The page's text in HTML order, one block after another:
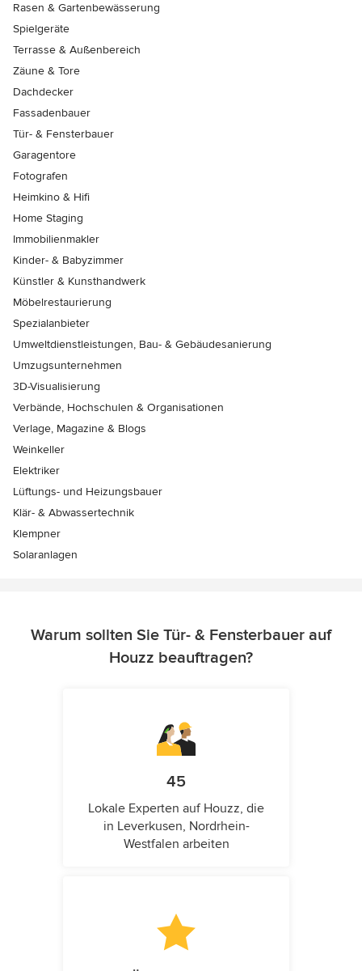
Rasen & Gartenbewässerung
Spielgeräte
Terrasse & Außenbereich
Zäune & Tore
Dachdecker
Fassadenbauer
Tür- & Fensterbauer
Garagentore
Fotografen
Heimkino & Hifi
Home Staging
Immobilienmakler
Kinder- & Babyzimmer
Künstler & Kunsthandwerk
Möbelrestaurierung
Spezialanbieter
Umweltdienstleistungen, Bau- & Gebäudesanierung
Umzugsunternehmen
3D-Visualisierung
Verbände, Hochschulen & Organisationen
Verlage, Magazine & Blogs
Weinkeller
Elektriker
Lüftungs- und Heizungsbauer
Klär- & Abwassertechnik
Klempner
Solaranlagen
Warum sollten Sie Tür- & Fensterbauer auf
Houzz beauftragen?
45
Lokale Experten auf Houzz, die
in Leverkusen, Nordrhein-
Westfalen arbeiten